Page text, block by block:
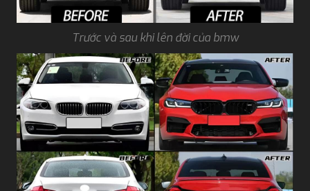
Trước và sau khi lên đời của bmw